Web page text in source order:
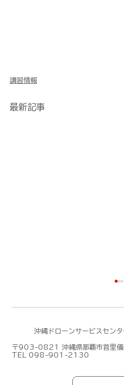
講習情報
最新記事
沖縄ドローンサービスセンタ
〒903-0821 沖縄県那覇市首里
TEL 098-901-2130